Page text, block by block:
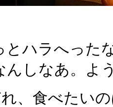
ハラへった
んしなあ。よ
、食べたいの